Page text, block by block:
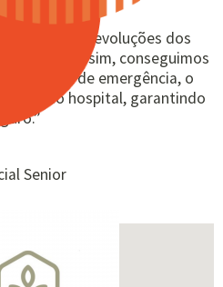
todas as evoluções dos
Assim, conseguimos
em casos de emergência, o
junto ao hospital, garantindo
Senior